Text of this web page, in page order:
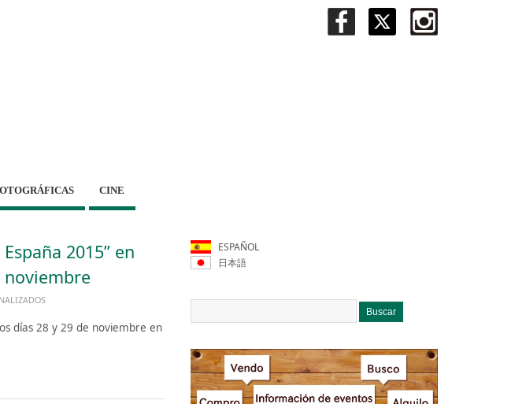
CINE
2015” en
noviembre
días 28 y 29 de noviembre en
ESPAÑOL
日本語